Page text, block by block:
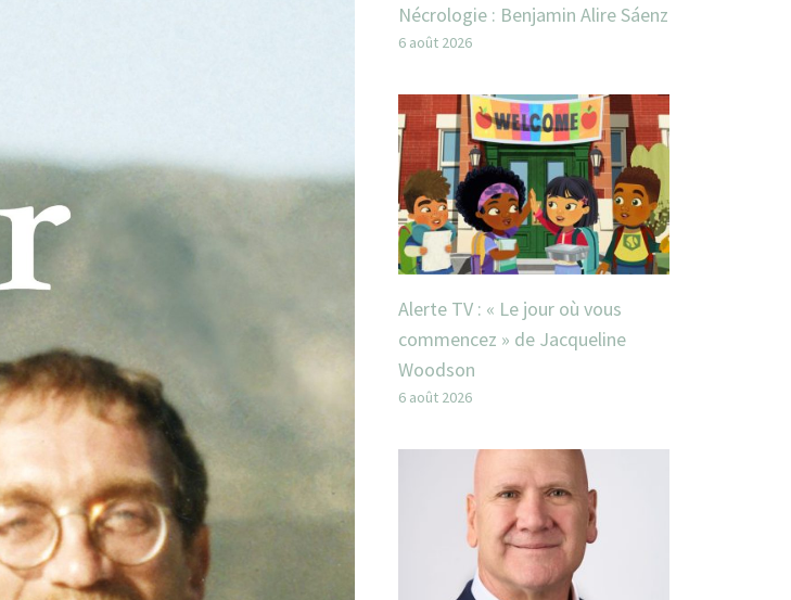
Nécrologie : Benjamin Alire Sáenz
6 août 2026
Alerte TV : « Le jour où vous
commencez » de Jacqueline
Woodson
6 août 2026